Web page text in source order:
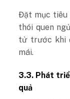
Đặt mục tiêu
thói quen
tử trước khi
mái.
3.3. Phát
quả